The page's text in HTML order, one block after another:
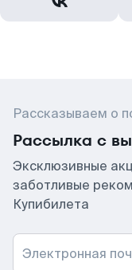
Рассказываем о
Рассылка с
Эксклюзивные
заботливые
Купибилета
Электронная